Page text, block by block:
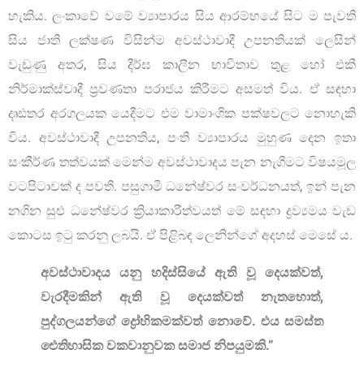
හැකිය. ලංකාවේ වමේ ව්‍යාපාරය සිය ආරම්භයේ සිට ම පැවති
සිය ජාති ලක්ෂණ විසින්ම අවස්ථාවාදී උපනතියක් ලෙසින්
වැඩුණු අතර, සිය දීර්ඝ කාලීන භාවිතාව තුළ හෝ එකී
නිර්මාක්ස්වාදී ප්‍රවණතා පරාජය කිරීමට අසමත් විය. ඒ සඳහා
දෘඪතර අරගලයක යෙදීමට එම වාමාංශික පක්ෂවලට නොහැකි
විය. අවස්ථාවාදී උපනතිය, පංති ව්‍යාපාරය මුහුණ දෙන ඉතා
සංකීර්ණ තත්වයක් මෙන්ම අවස්ථාවාදය පැන නැගීමට විෂයමූල
වටපිටාවක් ද පවතී. පසුගාමී ධනේෂ්වර සංවර්ධනයත්, ඉන් පැන
නගින සුළු ධනේෂ්වර ක්‍රියාකාරීත්වයත් මේ සඳහා ද්‍රව්‍යමය වැඩ
කොටස ඉටු කරනු ලබයි. ඒ පිළිබඳ ලෙනින්ගේ අදහස් මෙසේ ය.
අවස්ථාවාදය යනු හදිස්සියේ ඇති වූ දෙයක්වත්,
වැරදීමකින් ඇති වූ දෙයක්වත් නැතහොත්,
පුද්ගලයන්ගේ ද්‍රෝහිකමක්වත් නොවේ. එය සමස්ත
ඓතිහාසික වකවානුවක සමාජ නිපයුමකි.”